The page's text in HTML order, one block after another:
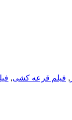
, فیلم قرعه کشی,